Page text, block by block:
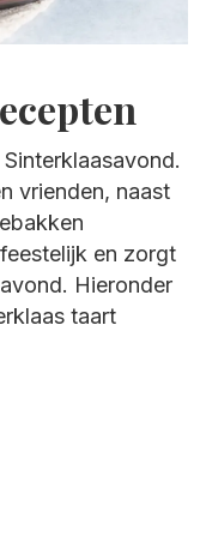
vrienden, naast
en zorgt
Hieronder
taart